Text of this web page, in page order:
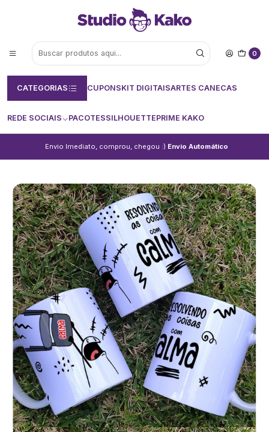
0
CATEGORIAS CUPONSKIT DIGITAISARTES CANECAS
REDE SOCIAIS PACOTESSILHOUETTEPRIME KAKO
Envio Imediato, comprou, chegou :) Envio Automático